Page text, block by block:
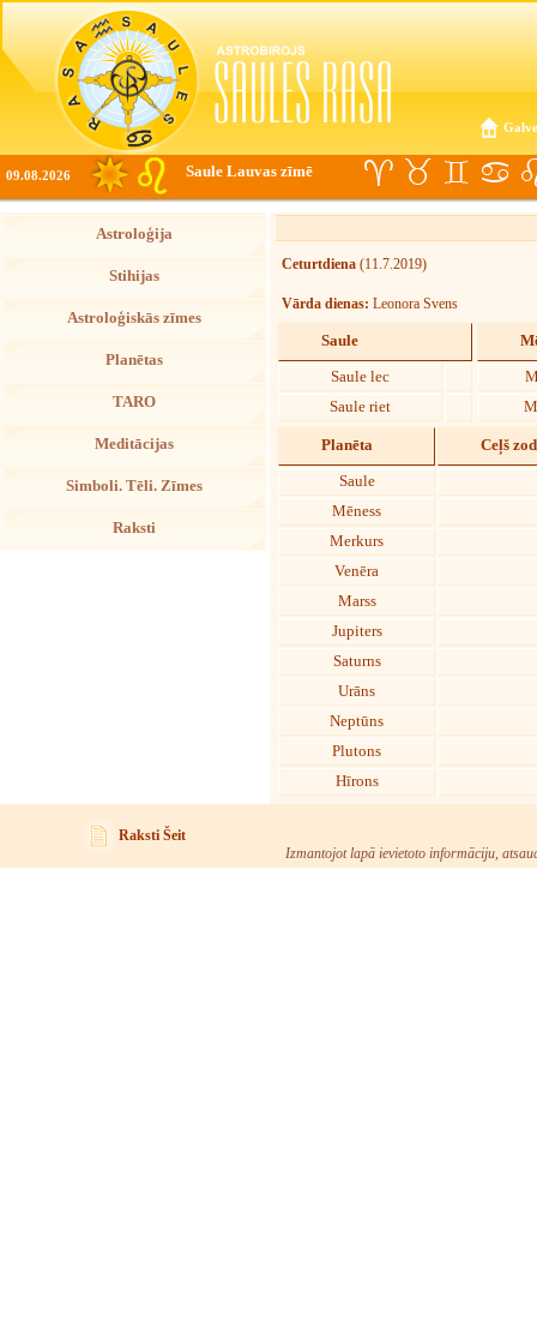
09.08.2026 Saule Lauvas zīmē
Astroloģija
Stihijas
Astroloģiskās zīmes
Planētas
TARO
Meditācijas
Simboli. Tēli. Zīmes
Raksti
Ceturtdiena (11.7.2019)
Vārda dienas: Leonora Svens
Saule
Saule lec
Saule riet
Planēta Ceļš
Saule
Mēness
Merkurs
Venēra
Marss
Jupiters
Saturns
Urāns
Neptūns
Plutons
Hīrons
Raksti Šeit
Izmantojot lapā ievietoto informāciju,